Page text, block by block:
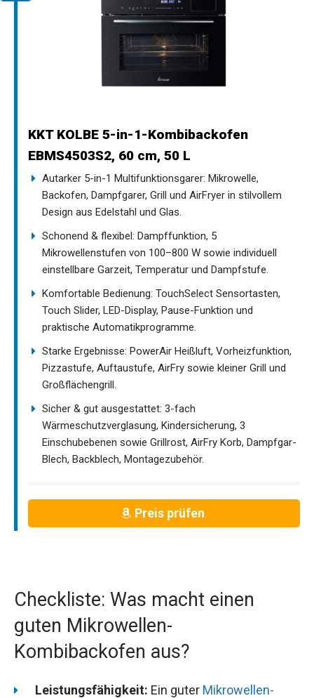
KKT KOLBE 5-in-1-Kombibackofen
EBMS4503S2, 60 cm, 50 L
Autarker 5-in-1 Multifunktionsgarer: Mikrowelle,
Backofen, Dampfgarer, Grill und AirFryer in stilvollem
Design aus Edelstahl und Glas.
Schonend & flexibel: Dampffunktion, 5
Mikrowellenstufen von 100–800 W sowie individuell
einstellbare Garzeit, Temperatur und Dampfstufe.
Komfortable Bedienung: TouchSelect Sensortasten,
Touch Slider, LED-Display, Pause-Funktion und
praktische Automatikprogramme.
Starke Ergebnisse: PowerAir Heißluft, Vorheizfunktion,
Pizzastufe, Auftaustufe, AirFry sowie kleiner Grill und
Großflächengrill.
Sicher & gut ausgestattet: 3-fach
Wärmeschutzverglasung, Kindersicherung, 3
Einschubebenen sowie Grillrost, AirFry Korb, Dampfgar-
Blech, Backblech, Montagezubehör.
Preis prüfen
Checkliste: Was macht einen
guten Mikrowellen-
Kombibackofen aus?
Leistungsfähigkeit: Ein guter Mikrowellen-